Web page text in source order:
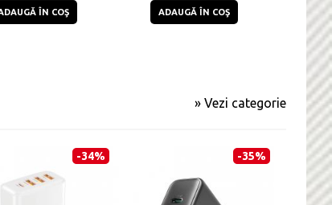
ÎN COŞ ADAUGĂ ÎN COŞ
» Vezi categorie
-34% -35%